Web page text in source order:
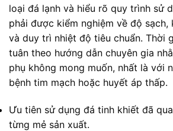
loại đá lạnh và hiểu rõ quy trình sử
phải được kiểm nghiệm về độ sạch,
và duy trì nhiệt độ tiêu chuẩn. Thời
tuân theo hướng dẫn chuyên gia
phụ không mong muốn, nhất là với
bệnh tim mạch hoặc huyết áp thấp.
Ưu tiên sử dụng đá tinh khiết đã
từng mẻ sản xuất.